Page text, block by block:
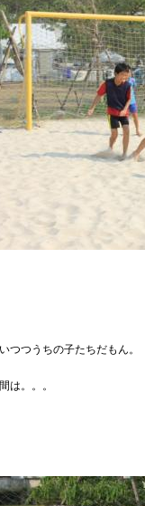
つつうちの子たちだもん。
は。。。